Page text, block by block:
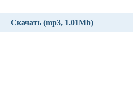
Скачать (mp3, 1.01Mb)